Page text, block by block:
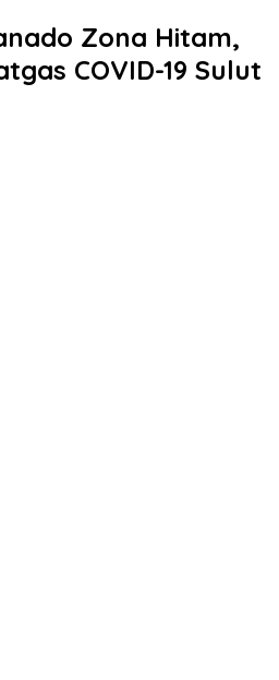
Zona Hitam,
COVID-19 Sulut